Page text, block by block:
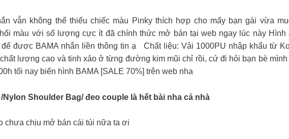
vẫn không thể thiếu chiếc màu Pinky thích hợp cho mấy bạn gái vừa
màu với số lượng cực ít đã chính thức mở bán tại web ngay lúc này Hình
được BAMA nhắn liền thông tin ạ Chất liệu: Vải 1000PU nhập khẩu từ
lượng cao và tinh xảo ở từng đường kim mũi chỉ rồi, cứ đi hỏi bạn bè
tối nay biến hình BAMA [SALE 70%] trên web nha
Shoulder Bag/ đeo couple là hết bài nha cả nhà
chưa chịu mở bán cái túi nữa ta ơi